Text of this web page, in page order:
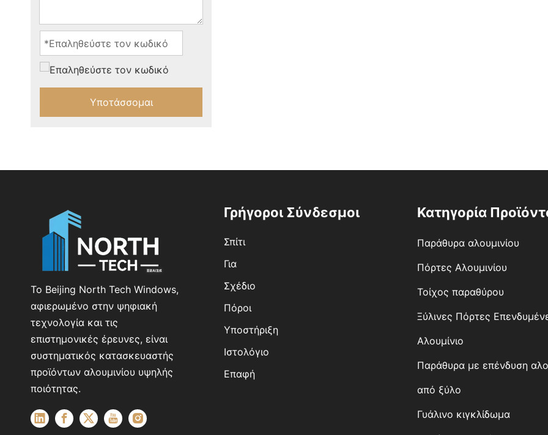
Υποτάσσομαι
Το Beijing North Tech Windows,
αφιερωμένο στην ψηφιακή
τεχνολογία και τις
επιστημονικές έρευνες, είναι
συστηματικός κατασκευαστής
προϊόντων αλουμινίου υψηλής
ποιότητας.
Γρήγοροι Σύνδεσμοι
Σπίτι
Για
Σχέδιο
Πόροι
Υποστήριξη
Ιστολόγιο
Επαφή
Κατηγορία
Παράθυρα αλουμινίου
Πόρτες Αλουμινίου
Τοίχος παραθύρου
Ξύλινες Πόρτες
Αλουμίνιο
Παράθυρα με επένδυση
από ξύλο
Γυάλινο κιγκλίδωμα